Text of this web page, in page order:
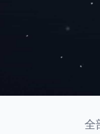
全